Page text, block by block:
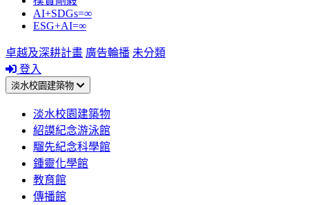
AI+SDGs=∞
ESG+AI=∞
卓越及深耕計畫 廣告輪播 未分類
登入
淡水校園建築物
淡水校園建築物
紹謨紀念游泳館
騮先紀念科學館
鍾靈化學館
教育館
傳播館